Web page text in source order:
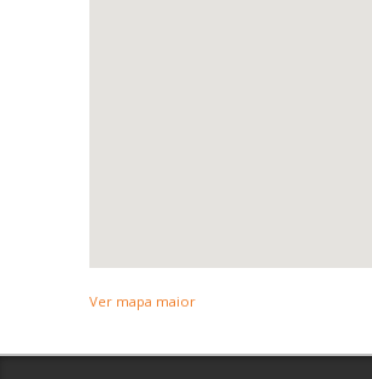
Ver mapa maior